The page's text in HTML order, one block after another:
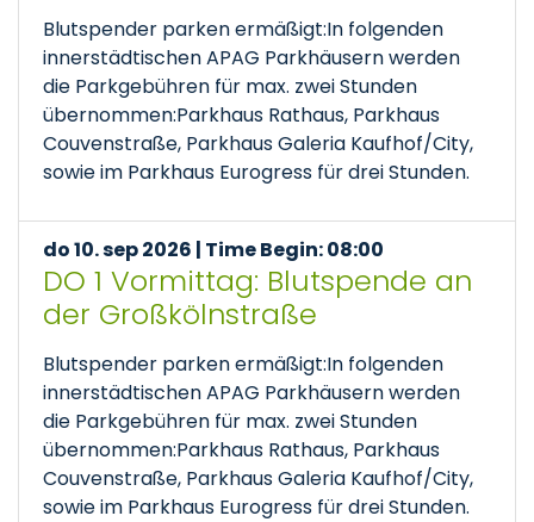
Blutspender parken ermäßigt:In folgenden
innerstädtischen APAG Parkhäusern werden
die Parkgebühren für max. zwei Stunden
übernommen:Parkhaus Rathaus, Parkhaus
Couvenstraße, Parkhaus Galeria Kaufhof/City,
sowie im Parkhaus Eurogress für drei Stunden.
do 10. sep 2026 | Time Begin: 08:00
DO 1 Vormittag: Blutspende an
der Großkölnstraße
Blutspender parken ermäßigt:In folgenden
innerstädtischen APAG Parkhäusern werden
die Parkgebühren für max. zwei Stunden
übernommen:Parkhaus Rathaus, Parkhaus
Couvenstraße, Parkhaus Galeria Kaufhof/City,
sowie im Parkhaus Eurogress für drei Stunden.